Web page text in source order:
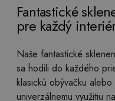
Fantastické
pre každý
Naše fantastické
sa hodili do každého
klasickú obývačku
univerzálnemu využitiu